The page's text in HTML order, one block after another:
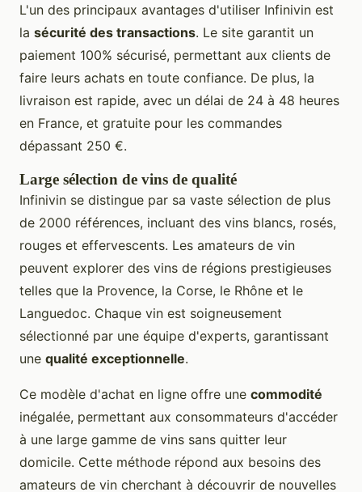
L'un des principaux avantages d'utiliser Infinivin est
la sécurité des transactions. Le site garantit un
paiement 100% sécurisé, permettant aux clients de
faire leurs achats en toute confiance. De plus, la
livraison est rapide, avec un délai de 24 à 48 heures
en France, et gratuite pour les commandes
dépassant 250 €.
Large sélection de vins de qualité
Infinivin se distingue par sa vaste sélection de plus
de 2000 références, incluant des vins blancs, rosés,
rouges et effervescents. Les amateurs de vin
peuvent explorer des vins de régions prestigieuses
telles que la Provence, la Corse, le Rhône et le
Languedoc. Chaque vin est soigneusement
sélectionné par une équipe d'experts, garantissant
une qualité exceptionnelle.
Ce modèle d'achat en ligne offre une commodité
inégalée, permettant aux consommateurs d'accéder
à une large gamme de vins sans quitter leur
domicile. Cette méthode répond aux besoins des
amateurs de vin cherchant à découvrir de nouvelles